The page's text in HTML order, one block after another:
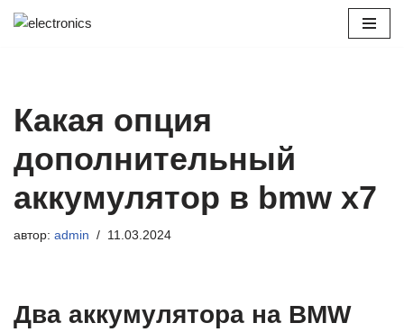
Какая опция
дополнительный
аккумулятор в bmw x7
автор: admin 11.03.2024
Два аккумулятора на BMW